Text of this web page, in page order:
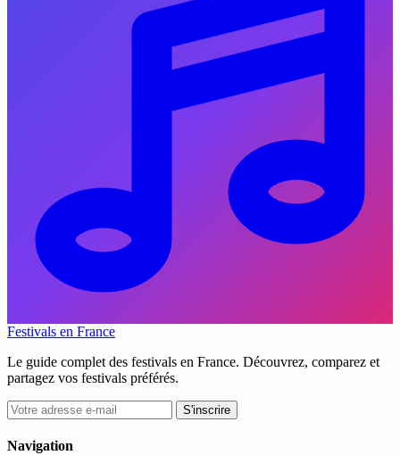
Festivals en France
Le guide complet des festivals en France. Découvrez, comparez et
partagez vos festivals préférés.
S'inscrire
Navigation